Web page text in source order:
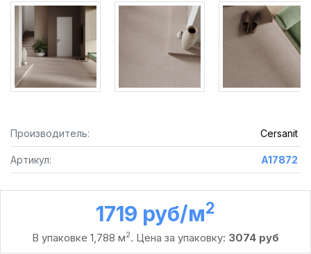
Производитель: Cersanit
Артикул: A17872
1719 руб /м2
В упаковке 1,788 м2. Цена за упаковку: 3074 руб